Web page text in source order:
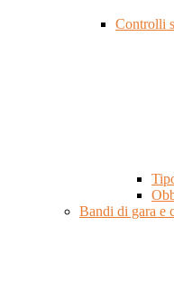
Controlli
Bandi di gara e